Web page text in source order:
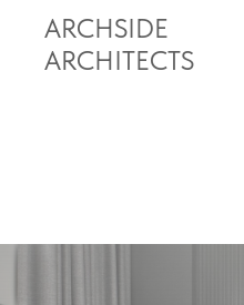
ARCHSIDE
ARCHITECTS